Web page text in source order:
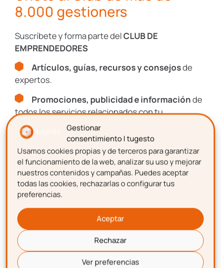
Gestionar
consentimiento | tugesto
Usamos cookies propias y de terceros para garantizar
el funcionamiento de la web, analizar su uso y mejorar
nuestros contenidos y campañas. Puedes aceptar
todas las cookies, rechazarlas o configurar tus
preferencias.
Aceptar
Rechazar
Ver preferencias
Descarga gratis
plantilla para hacer una
nómina
¡Descarga!
8.000 gestioners
Suscríbete y forma parte delCLUB DE
EMPRENDEDORES
Artículos, guías, recursos y consejosde
expertos.
Promociones, publicidad e informaciónde
todos los servicios relacionados con tu
emprendimiento.
Nombre
Apellidos
Correo electrónico